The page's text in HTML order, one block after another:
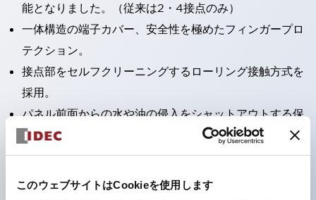
このウェブサイトはCookieを使用します
能となりました。（従来は2・4接点のみ）
一体構造の端子カバー、安全性を極めたフィンガープロ
テクション。
接点部をセルフクリーニングするローリング接触方式を
採用。
パネル前面からの水や油の侵入をシャットアウトする保
護構造：IP65。（ただし2点押ボタンスイッチは
IP40）
2つの独立した動作の押ボタンスイッチと表示灯の3つ